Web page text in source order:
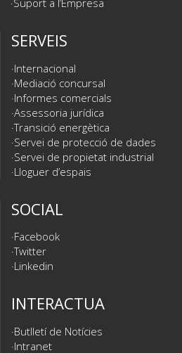
Suport a l’Empresa
SERVEIS
Internacional
Mediació concursal
Informes comercials
Assessoria jurídica
Transició energètica
Servei de protecció de dades
Servei de propietat industrial
Lloguer d’espais
SOCIAL
Facebook
Twitter
Linkedin
INTERACTUA
Butlletí de Notícies
Intranet